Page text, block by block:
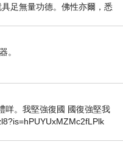
足無量功德。佛性亦爾，悉
。
咩。我堅強復國 國復強堅我